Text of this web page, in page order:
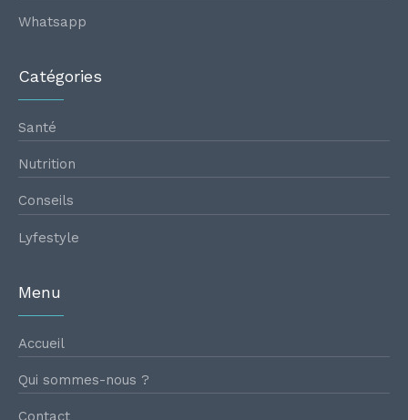
Whatsapp
Catégories
Santé
Nutrition
Conseils
Lyfestyle
Menu
Accueil
Qui sommes-nous ?